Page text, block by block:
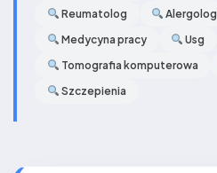
Reumatolog
Alergolog
Medycyna pracy
Usg
Tomografia komputerowa
Szczepienia